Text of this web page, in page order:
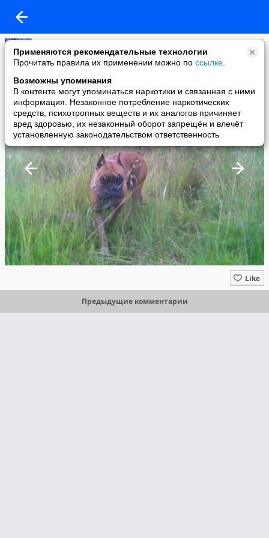
Применяются рекомендательные технологии
Прочитать правила их применении можно по ссылке
Возможны упоминания
В контенте могут упоминаться наркотики и связанная с ними
информация. Незаконное потребление наркотических
средств, психотропных веществ и их аналогов причиняет
вред здоровью, их незаконный оборот запрещён и влечёт
установленную законодательством ответственность
Гешка
added a photo
21 Aug в 23:42
Like
Предыдущие комментарии